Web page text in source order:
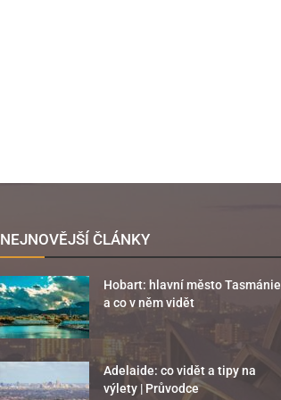
NEJNOVĚJŠÍ ČLÁNKY
Hobart: hlavní město Tasmánie
a co v něm vidět
Adelaide: co vidět a tipy na
výlety | Průvodce